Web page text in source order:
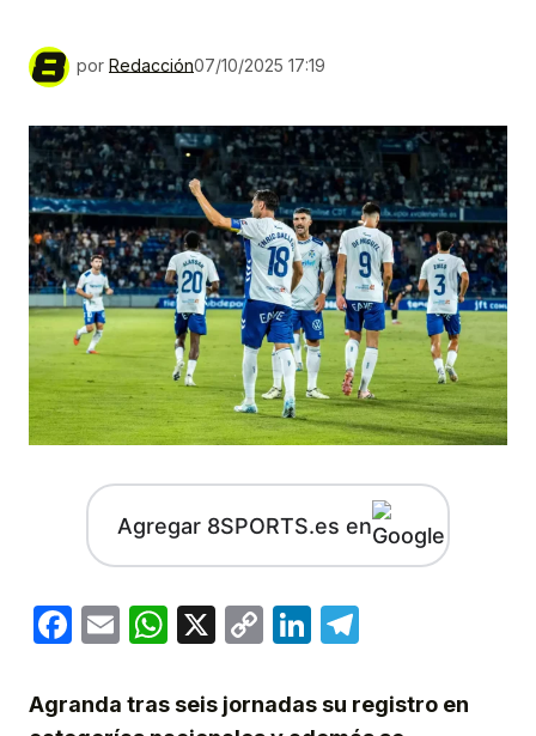
por Redacción07/10/2025 17:19
Agregar 8SPORTS.es en
Facebook
EmailWhatsApp
X
CopyLinkedIn
Agranda tras seis jornadas su registro en